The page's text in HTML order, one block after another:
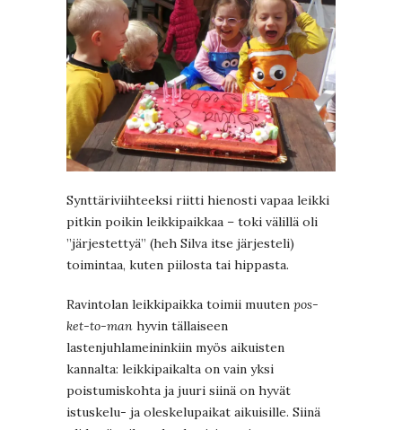
Synttäriviihteeksi riitti hienosti vapaa leikki
pitkin poikin leikkipaikkaa – toki välillä oli
”järjestettyä” (heh Silva itse järjesteli)
toimintaa, kuten piilosta tai hippasta.
Ravintolan leikkipaikka toimii muuten pos-
ket-to-man hyvin tällaiseen
lastenjuhlameininkiin myös aikuisten
kannalta: leikkipaikalta on vain yksi
poistumiskohta ja juuri siinä on hyvät
istuskelu- ja oleskelupaikat aikuisille. Siinä